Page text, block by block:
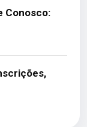
Conosco: